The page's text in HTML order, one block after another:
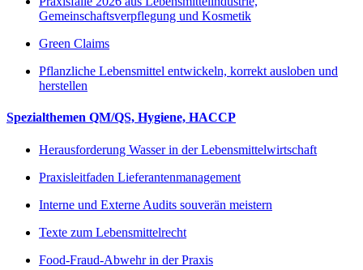
Gemeinschaftsverpflegung und Kosmetik
Green Claims
Pflanzliche Lebensmittel entwickeln, korrekt ausloben und
herstellen
Spezialthemen QM/QS, Hygiene, HACCP
Herausforderung Wasser in der Lebensmittelwirtschaft
Praxisleitfaden Lieferantenmanagement
Interne und Externe Audits souverän meistern
Texte zum Lebensmittelrecht
Food-Fraud-Abwehr in der Praxis